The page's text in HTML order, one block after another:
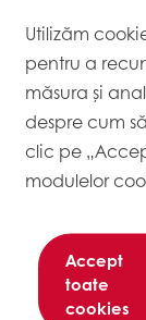
Utilizăm
pentru a
măsura și
despre cum
clic pe
modulelor
Accept
toate
cookies